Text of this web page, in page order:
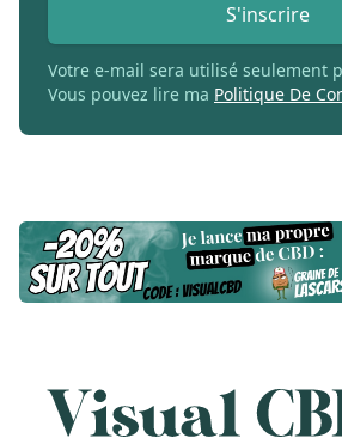
S'inscrire
Votre e-mail sera utilisé seulement
Vous pouvez lire ma Politique De